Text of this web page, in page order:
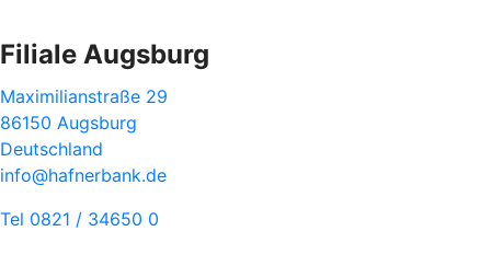
Filiale Augsburg
Maximilianstraße 29
86150 Augsburg
Deutschland
info@hafnerbank.de
Tel 0821 / 34650 0